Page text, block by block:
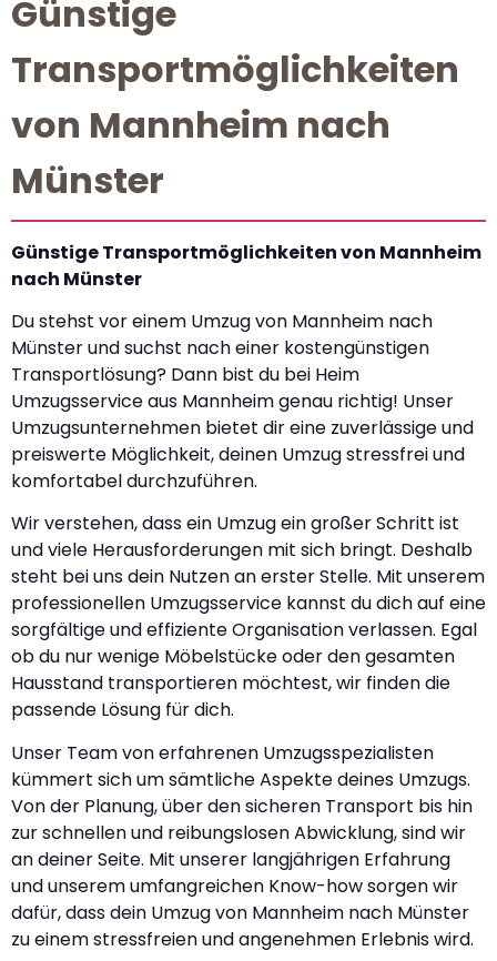
Günstige
Transportmöglichkeiten
von Mannheim nach
Münster
Günstige Transportmöglichkeiten von Mannheim
nach Münster
Du stehst vor einem Umzug von Mannheim nach
Münster und suchst nach einer kostengünstigen
Transportlösung? Dann bist du bei Heim
Umzugsservice aus Mannheim genau richtig! Unser
Umzugsunternehmen bietet dir eine zuverlässige und
preiswerte Möglichkeit, deinen Umzug stressfrei und
komfortabel durchzuführen.
Wir verstehen, dass ein Umzug ein großer Schritt ist
und viele Herausforderungen mit sich bringt. Deshalb
steht bei uns dein Nutzen an erster Stelle. Mit unserem
professionellen Umzugsservice kannst du dich auf eine
sorgfältige und effiziente Organisation verlassen. Egal
ob du nur wenige Möbelstücke oder den gesamten
Hausstand transportieren möchtest, wir finden die
passende Lösung für dich.
Unser Team von erfahrenen Umzugsspezialisten
kümmert sich um sämtliche Aspekte deines Umzugs.
Von der Planung, über den sicheren Transport bis hin
zur schnellen und reibungslosen Abwicklung, sind wir
an deiner Seite. Mit unserer langjährigen Erfahrung
und unserem umfangreichen Know-how sorgen wir
dafür, dass dein Umzug von Mannheim nach Münster
zu einem stressfreien und angenehmen Erlebnis wird.